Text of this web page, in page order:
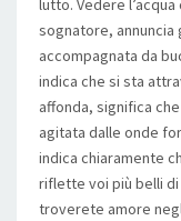
lutto. Vedere
sognatore,
accompagnata da
indica che si sta
affonda, significa
agitata dalle onde
indica chiaramente
riflette voi più belli
troverete amore